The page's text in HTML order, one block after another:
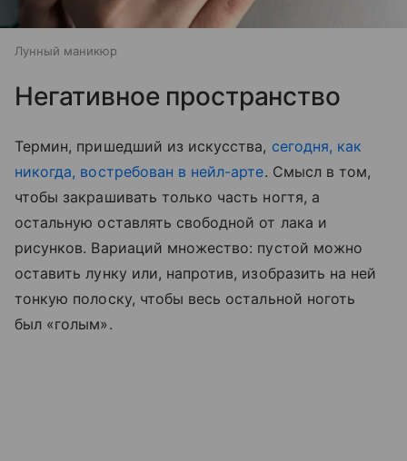
Лунный маникюр
Негативное пространство
Термин, пришедший из искусства, сегодня, как
никогда, востребован в нейл-арте. Смысл в том,
чтобы закрашивать только часть ногтя, а
остальную оставлять свободной от лака и
рисунков. Вариаций множество: пустой можно
оставить лунку или, напротив, изобразить на ней
тонкую полоску, чтобы весь остальной ноготь
был «голым».